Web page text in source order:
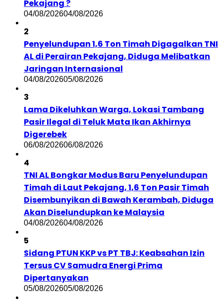
Pekajang ?
04/08/202604/08/2026
2
Penyelundupan 1,6 Ton Timah Digagalkan TNI
AL di Perairan Pekajang, Diduga Melibatkan
Jaringan Internasional
04/08/202605/08/2026
3
Lama Dikeluhkan Warga, Lokasi Tambang
Pasir Ilegal di Teluk Mata Ikan Akhirnya
Digerebek
06/08/202606/08/2026
4
TNI AL Bongkar Modus Baru Penyelundupan
Timah di Laut Pekajang, 1,6 Ton Pasir Timah
Disembunyikan di Bawah Kerambah, Diduga
Akan Diselundupkan ke Malaysia
04/08/202604/08/2026
5
Sidang PTUN KKP vs PT TBJ: Keabsahan Izin
Tersus CV Samudra Energi Prima
Dipertanyakan
05/08/202605/08/2026